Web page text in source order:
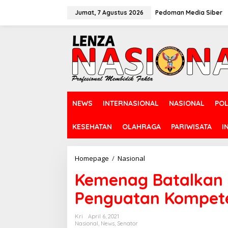
Jumat, 7 Agustus 2026 Pedoman Media Siber
NEWS INTERNASIONAL NASIONAL
KESEHATAN OLAHRAGA PARIWISATA
Homepage / Nasional
m
e
n
a
Kemenag Batalkan
Penguatan
Kri
April 6, 2021
Nasional, News, Senator